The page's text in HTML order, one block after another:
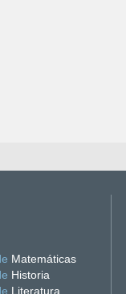
Matemáticas
Historia
Literatura